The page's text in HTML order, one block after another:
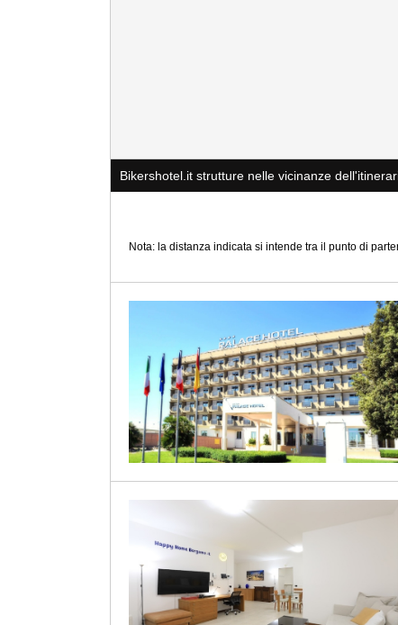
Bikershotel.it strutture nelle vicinanze
Nota: la distanza indicata si intende tra il punto di